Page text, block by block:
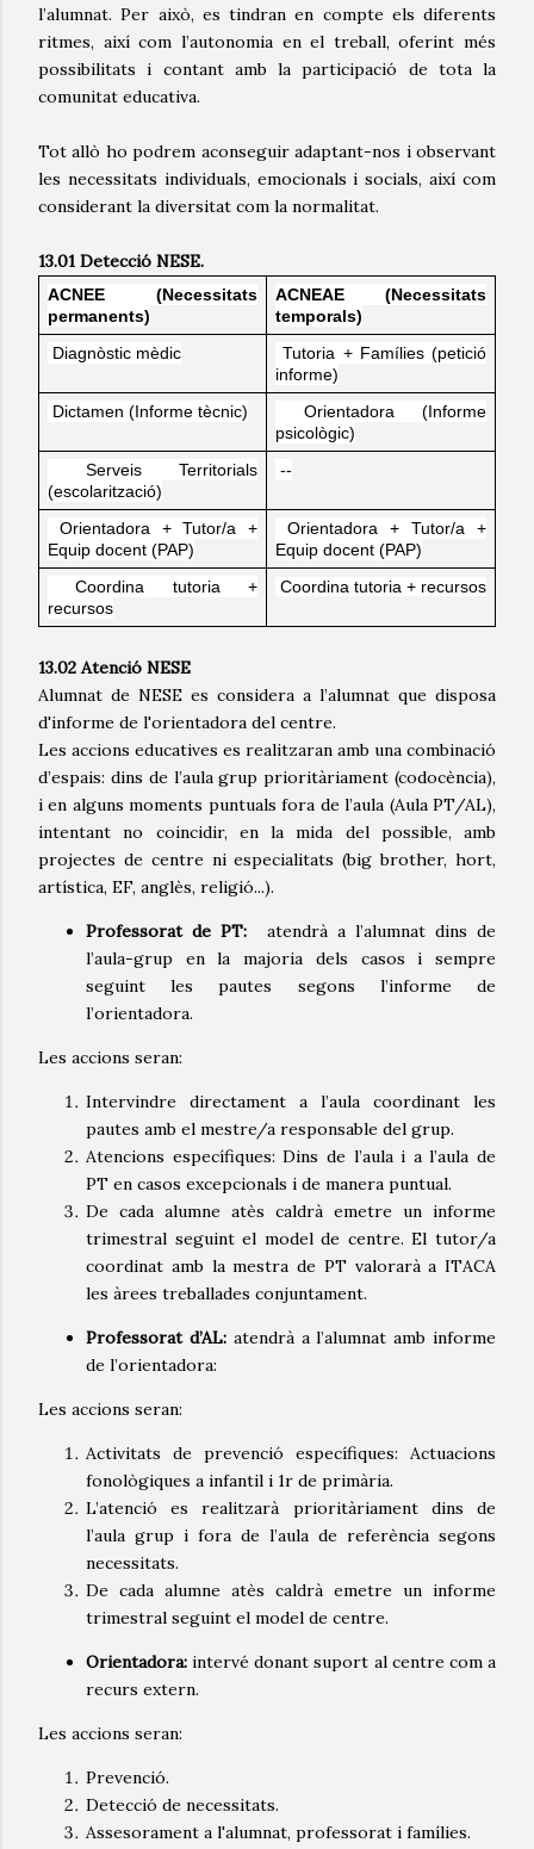
l’alumnat. Per això, es tindran en compte els diferents
ritmes, així com l’autonomia en el treball, oferint més
possibilitats i contant amb la participació de tota la
comunitat educativa.
Tot allò ho podrem aconseguir adaptant-nos i observant
les necessitats individuals, emocionals i socials, així com
considerant la diversitat com la normalitat.
13.01 Detecció NESE.
ACNEE (Necessitats
permanents)
ACNEAE (Necessitats
temporals)
Diagnòstic mèdic Tutoria + Famílies(petició
informe)
Dictamen (Informe tècnic)
Orientadora (Informe
psicològic)
Serveis
Territorials
(escolarització)
--
Orientadora + Tutor/a +
Equip docent(PAP)
Orientadora + Tutor/a +
Equip docent(PAP)
Coordina tutoria +
recursos
Coordina tutoria + recursos
13.02 Atenció NESE
Alumnat de NESE es considera a l’alumnat que disposa
d'informe de l'orientadora del centre.
Les accions educatives es realitzaran amb una combinació
d’espais: dins de l’aula grup prioritàriament (codocència),
i en alguns moments puntuals fora de l’aula (Aula PT/AL),
intentant no coincidir, en la mida del possible, amb
projectes de centre ni especialitats (big brother, hort,
artística, EF, anglès, religió...).
Professorat de PT: atendrà a l’alumnat dins de
l’aula-grup en la majoria dels casos i sempre
seguint les pautes segons l’informe de
l’orientadora.
Les accions seran:
Intervindre directament a l’aula coordinant les
pautes amb el mestre/a responsable del grup.
Atencions específiques: Dins de l’aula i a l’aula de
PT en casos excepcionals i de manera puntual.
De cada alumne atès caldrà emetre un informe
trimestral seguint el model de centre. El tutor/a
coordinat amb la mestra de PT valorarà a ITACA
les àrees treballades conjuntament.
Professorat d’AL:atendrà a l’alumnat amb informe
de l’orientadora:
Les accions seran:
Activitats de prevenció específiques: Actuacions
fonològiques a infantil i 1r de primària.
L’atenció es realitzarà prioritàriament dins de
l’aula grup i fora de l’aula de referència segons
necessitats.
De cada alumne atès caldrà emetre un informe
trimestral seguint el model de centre.
Orientadora: intervé donant suport al centre com a
recurs extern.
Les accions seran:
Prevenció.
Detecció de necessitats.
Assesorament a l'alumnat, professorat i famílies.